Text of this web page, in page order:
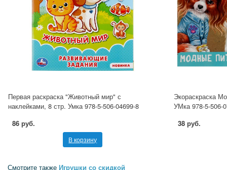
Первая раскраска "Животный мир" с
наклейками, 8 стр. Умка 978-5-506-04699-8
86 руб.
В корзину
Экораскраска
УМка 978-5-506-
38 руб.
Смотрите также Игрушки со скидкой